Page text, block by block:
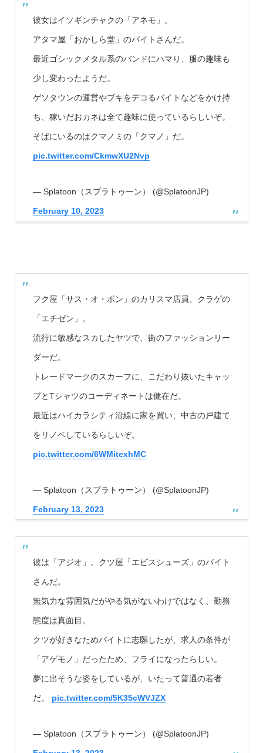
彼女はイソギンチャクの「アネモ」。
アタマ屋「おかしら堂」のバイトさんだ。
最近ゴシックメタル系のバンドにハマり、服の趣味も
少し変わったようだ。
ゲソタウンの運営やブキをデコるバイトなどをかけ持
ち、稼いだおカネは全て趣味に使っているらしいぞ。
そばにいるのはクマノミの「クマノ」だ。
pic.twitter.com/CkmwXU2Nvp
— Splatoon（スプラトゥーン） (@SplatoonJP)
February 10, 2023
フク屋「サス・オ・ボン」のカリスマ店員、クラゲの
「エチゼン」。
流行に敏感なスカしたヤツで、街のファッションリー
ダーだ。
トレードマークのスカーフに、こだわり抜いたキャッ
プとTシャツのコーディネートは健在だ。
最近はハイカラシティ沿線に家を買い、中古の戸建て
をリノベしているらしいぞ。
pic.twitter.com/6WMitexhMC
— Splatoon（スプラトゥーン） (@SplatoonJP)
February 13, 2023
彼は「アジオ」。クツ屋「エビスシューズ」のバイト
さんだ。
無気力な雰囲気だがやる気がないわけではなく、勤務
態度は真面目。
クツが好きなためバイトに志願したが、求人の条件が
「アゲモノ」だったため、フライになったらしい。
夢に出そうな姿をしているが、いたって普通の若者
だ。 pic.twitter.com/5K35cWVJZX
— Splatoon（スプラトゥーン） (@SplatoonJP)